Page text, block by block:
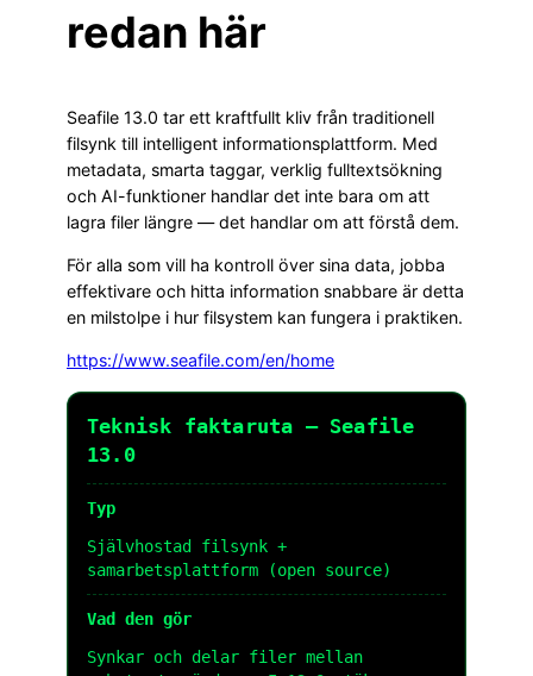
redan här
Seafile 13.0 tar ett kraftfullt kliv från traditionell
filsynk till intelligent informationsplattform. Med
metadata, smarta taggar, verklig fulltextsökning
och AI-funktioner handlar det inte bara om att
lagra filer längre — det handlar om att förstå dem.
För alla som vill ha kontroll över sina data, jobba
effektivare och hitta information snabbare är detta
en milstolpe i hur filsystem kan fungera i praktiken.
https://www.seafile.com/en/home
Teknisk faktaruta – Seafile
13.0
Typ
Självhostad filsynk +
samarbetsplattform (open source)
Vad den gör
Synkar och delar filer mellan